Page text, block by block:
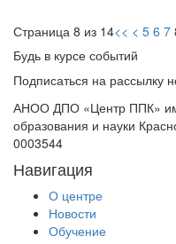
Страница 8 из 14<< < 5 6 7
Будь в курсе событий
Подписаться на рассылку
АНОО ДПО «Центр ППК»
образования и науки
0003544
Навигация
О центре
Новости
Обучение